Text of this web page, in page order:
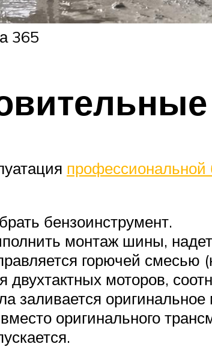
365
бензоинструмент.
монтаж шины,
горючей
двухтактных моторов,
заливается
оригинального